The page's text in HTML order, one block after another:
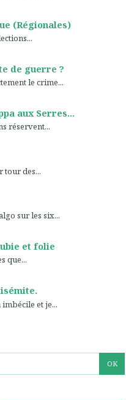
(Régionales)
de guerre ?
le crime...
aux Serres...
réservent...
tour des...
sur les six...
et folie
que...
et je...